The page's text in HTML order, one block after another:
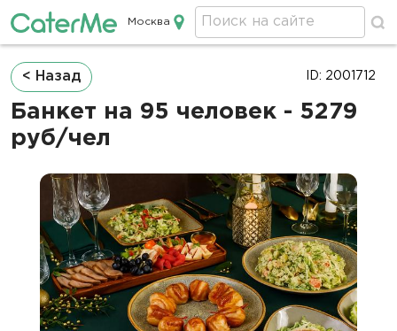
Кейтеринг в Москве
Москва
Строка
навигации
< Назад
Банкет на 95 человек - 5279
руб/чел
ID: 2001712